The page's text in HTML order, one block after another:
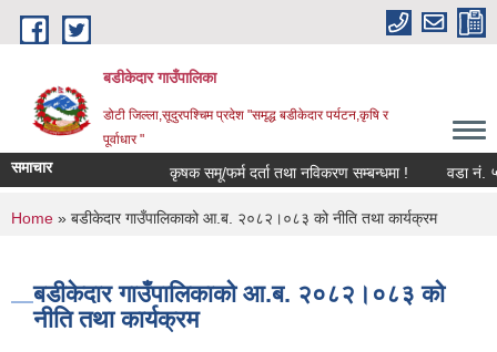
Skip to main content
बडीकेदार गाउँपालिका
डोटी जिल्ला,सूदुरपश्चिम प्रदेश "समृद्ध बडीकेदार पर्यटन,कृषि र
पूर्वाधार "
समाचार कृषक समू/फर्म दर्ता तथा नविकरण सम्बन्धमा ! वडा नं.
You are here
Home » बडीकेदार गाउँपालिकाको आ.ब. २०८२।०८३ को नीति तथा कार्यक्रम
बडीकेदार गाउँपालिकाको आ.ब. २०८२।०८३ को
नीति तथा कार्यक्रम